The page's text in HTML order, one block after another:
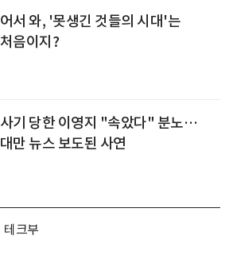
어서 와, '못생긴 것들의 시대'는
처음이지?
사기 당한 이영지 "속았다" 분노…
대만 뉴스 보도된 사연
테크부